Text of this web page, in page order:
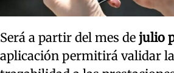
Será a partir del mes de julio
aplicación permitirá validar